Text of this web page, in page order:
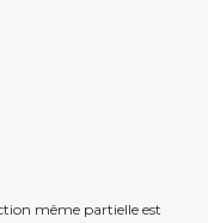
même partielle est